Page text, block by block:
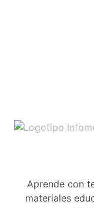
Aprende con
materiales